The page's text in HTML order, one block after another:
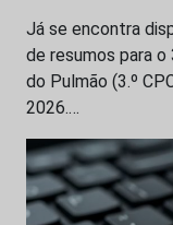
Já se encontra
de resumos para o
do Pulmão (3.º
2026.…